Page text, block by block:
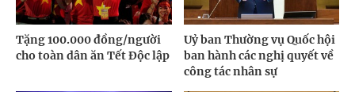
Tặng 100.000 đồng/người
cho toàn dân ăn Tết Độc lập
Uỷ ban Thường vụ Quốc hội
ban hành các nghị quyết về
công tác nhân sự